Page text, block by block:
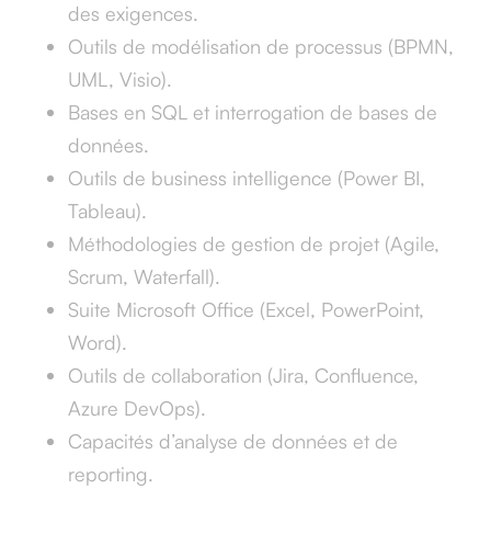
des exigences.
Outils de modélisation de processus (BPMN,
UML, Visio).
Bases en SQL et interrogation de bases de
données.
Outils de business intelligence (Power BI,
Tableau).
Méthodologies de gestion de projet (Agile,
Scrum, Waterfall).
Suite Microsoft Office (Excel, PowerPoint,
Word).
Outils de collaboration (Jira, Confluence,
Azure DevOps).
Capacités d’analyse de données et de
reporting.